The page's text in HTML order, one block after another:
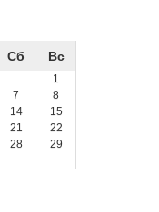
Сб Вс
1
7
8
14
15
21
22
28
29